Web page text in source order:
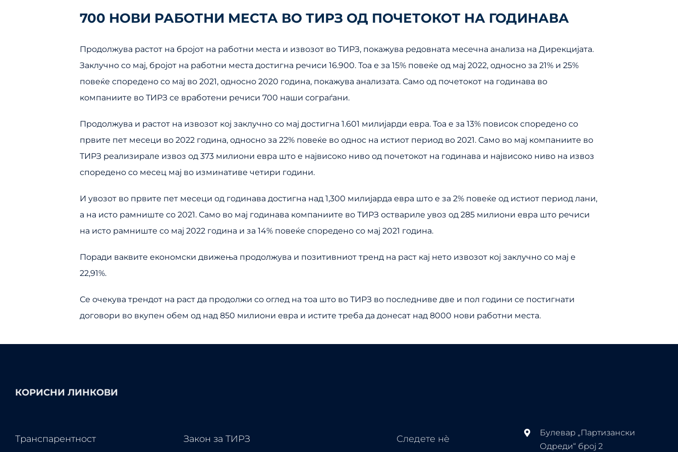
700 НОВИ РАБОТНИ МЕСТА ВО ТИРЗ ОД ПОЧЕТОКОТ НА ГОДИНАВА
Продолжува растот на бројот на работни места и извозот во ТИРЗ, покажува редовната месечна анализа на Дирекцијата.
Заклучно со мај, бројот на работни места достигна речиси 16.900. Тоа е за 15% повеќе од мај 2022, односно за 21% и 25%
повеќе споредено со мај во 2021, односно 2020 година, покажува анализата. Само од почетокот на годинава во
компаниите во ТИРЗ се вработени речиси 700 наши сограѓани.
Продолжува и растот на извозот кој заклучно со мај достигна 1.601 милијарди евра. Тоа е за 13% повисок споредено со
првите пет месеци во 2022 година, односно за 22% повеќе во однос на истиот период во 2021. Само во мај компаниите во
ТИРЗ реализирале извоз од 373 милиони евра што е највисоко ниво од почетокот на годинава и највисоко ниво на извоз
споредено со месец мај во изминативе четири години.
И увозот во првите пет месеци од годинава достигна над 1,300 милијарда евра што е за 2% повеќе од истиот период лани,
а на исто рамниште со 2021. Само во мај годинава компаниите во ТИРЗ оствариле увоз од 285 милиони евра што речиси
на исто рамниште со мај 2022 година и за 14% повеќе споредено со мај 2021 година.
Поради ваквите економски движења продолжува и позитивниот тренд на раст кај нето извозот кој заклучно со мај е
22,91%.
Се очекува трендот на раст да продолжи со оглед на тоа што во ТИРЗ во последниве две и пол години се постигнати
договори во вкупен обем од над 850 милиони евра и истите треба да донесат над 8000 нови работни места.
КОРИСНИ ЛИНКОВИ
Транспарентност
Закон за ТИРЗ
Следете нѐ
Булевар „Партизански
Одреди“ број 2